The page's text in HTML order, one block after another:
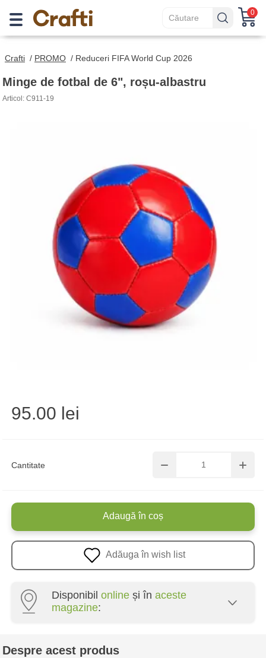
0
Crafti / PROMO / Reduceri FIFA World Cup 2026
Minge de fotbal de 6", roșu-albastru
Articol: C911-19
Cantitate
95.00 lei
Adaugă în coș
Adăuga în wish list
Disponibil online și în aceste
magazine:
Despre acest produs